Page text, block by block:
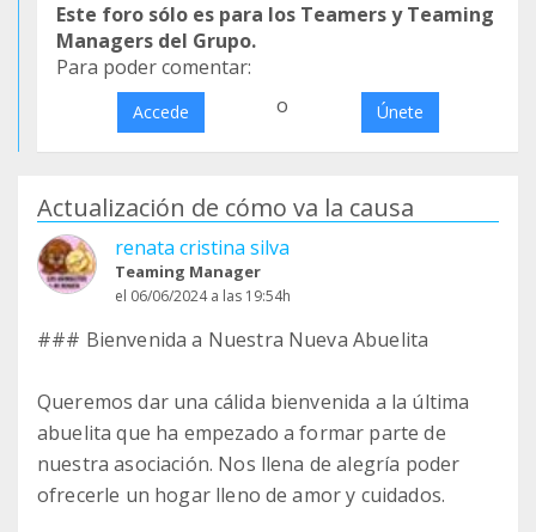
Este foro sólo es para los Teamers y Teaming
Managers del Grupo.
Para poder comentar:
Accede o Únete
Actualización de cómo va la causa
renata cristina silva
Teaming Manager
el 06/06/2024 a las 19:54h
### Bienvenida a Nuestra Nueva Abuelita
Queremos dar una cálida bienvenida a la última
abuelita que ha empezado a formar parte de
nuestra asociación. Nos llena de alegría poder
ofrecerle un hogar lleno de amor y cuidados.